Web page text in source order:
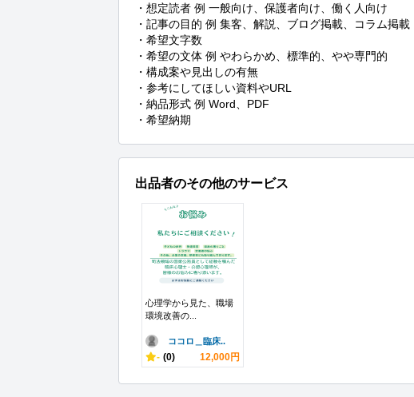
・想定読者 例 一般向け、保護者向け、働く人向け
・記事の目的 例 集客、解説、ブログ掲載、コラム掲載
・希望文字数
・希望の文体 例 やわらかめ、標準的、やや専門的
・構成案や見出しの有無
・参考にしてほしい資料やURL
・納品形式 例 Word、PDF
・希望納期
出品者のその他のサービス
心理学から見た、職場
環境改善の...
ココロ＿臨床..
- (0) 12,000円